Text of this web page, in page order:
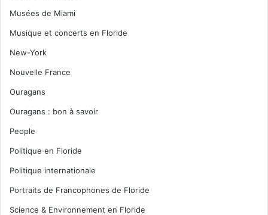
Musées de Miami
Musique et concerts en Floride
New-York
Nouvelle France
Ouragans
Ouragans : bon à savoir
People
Politique en Floride
Politique internationale
Portraits de Francophones de Floride
Science & Environnement en Floride